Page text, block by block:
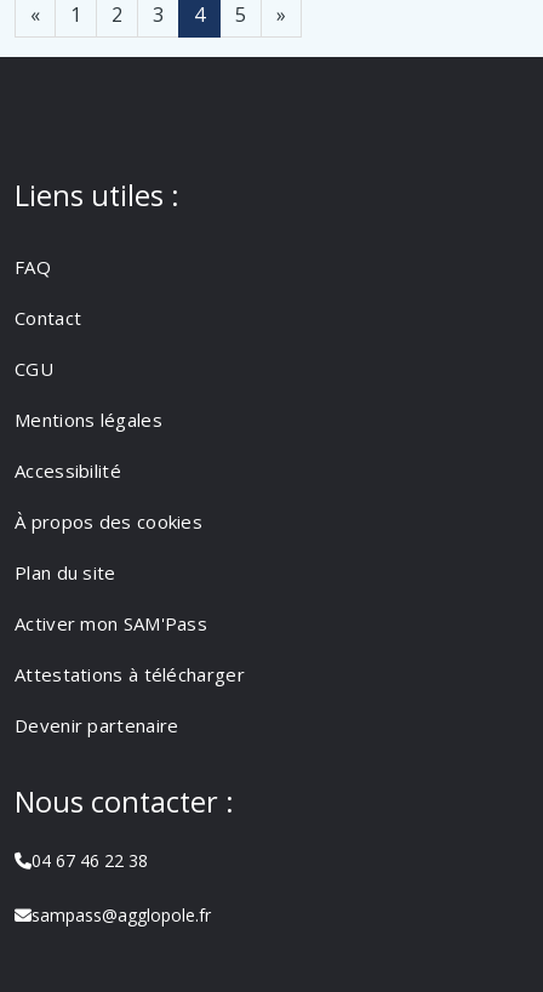
« 1 2 3 4 5 »
Liens utiles :
FAQ
Contact
CGU
Mentions légales
Accessibilité
À propos des cookies
Plan du site
Activer mon SAM'Pass
Attestations à télécharger
Devenir partenaire
Nous contacter :
04 67 46 22 38
sampass@agglopole.fr